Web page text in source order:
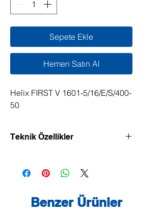
Sepete Ekle
Hemen Satın Al
Helix FIRST V 1601-5/16/E/S/400-
50
Teknik Özellikler
Verimliliği yüksek, dikey model, Inline
bağlantılı yüksek basınçlı santrifüj
Normal emişli yüksek basınçlı
Benzer Ürünler